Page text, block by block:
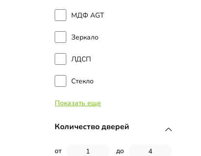
МДФ AGT
Зеркало
ЛДСП
Стекло
МДФ с пленкой ПВХ
Планки МДФ
Стекло с пленкой Oracal
Показать еще
Количество дверей
от до